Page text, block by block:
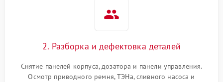
2. Разборка и дефектовка деталей
Снятие панелей корпуса, дозатора и панели управления.
Осмотр приводного ремня, ТЭНа, сливного насоса и